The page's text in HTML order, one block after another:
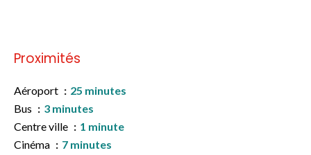
Proximités
Aéroport
25 minutes
Bus
3 minutes
Centre ville
1 minute
Cinéma
7 minutes